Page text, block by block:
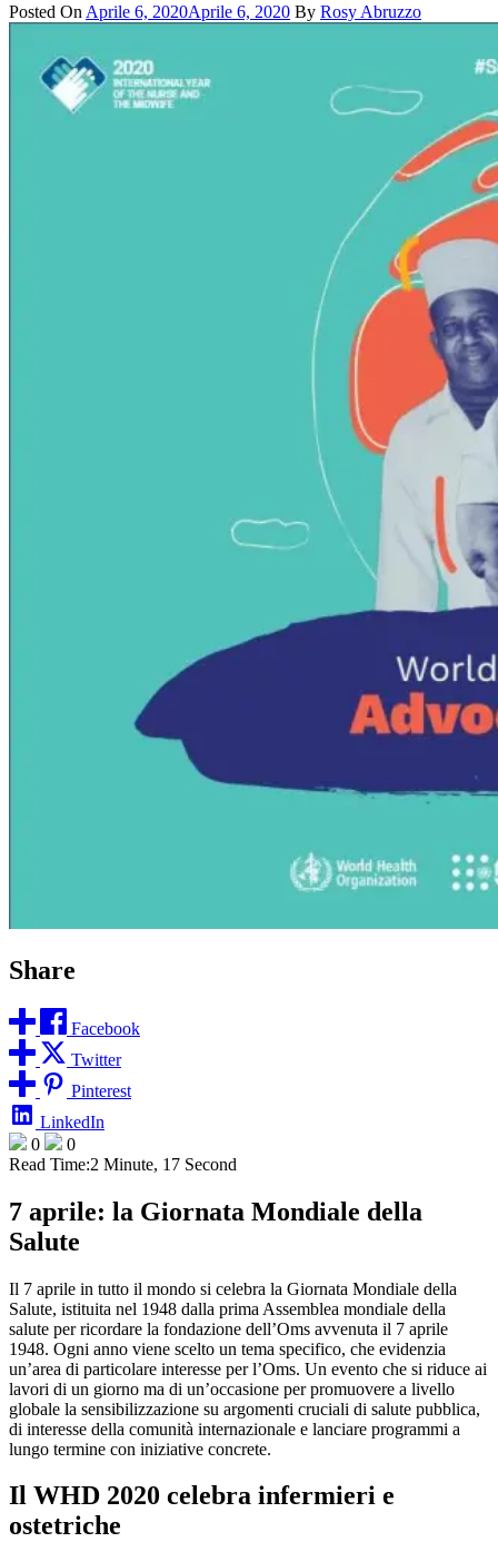
Posted On Aprile 6, 2020Aprile 6, 2020 By Rosy Abruzzo
Share
Facebook
Twitter
Pinterest
LinkedIn
0
0
Read Time:2 Minute, 17 Second
7 aprile: la Giornata Mondiale della
Salute
Il 7 aprile in tutto il mondo si celebra la Giornata Mondiale della
Salute, istituita nel 1948 dalla prima Assemblea mondiale della
salute per ricordare la fondazione dell’Oms avvenuta il 7 aprile
1948. Ogni anno viene scelto un tema specifico, che evidenzia
un’area di particolare interesse per l’Oms. Un evento che si riduce ai
lavori di un giorno ma di un’occasione per promuovere a livello
globale la sensibilizzazione su argomenti cruciali di salute pubblica,
di interesse della comunità internazionale e lanciare programmi a
lungo termine con iniziative concrete.
Il WHD 2020 celebra infermieri e
ostetriche